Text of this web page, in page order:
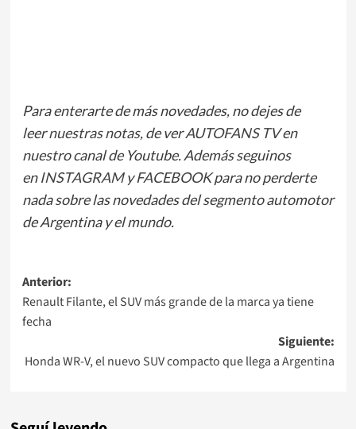
Para enterarte de más novedades, no dejes de
leernuestras notas, de verAUTOFANS TVen
nuestro canal de Youtube. Además seguinos
enINSTAGRAMyFACEBOOKpara no perderte
nada sobre las novedades del segmento automotor
de Argentina y el mundo.
Navegación
de
entradas
Anterior:
Renault Filante, el SUV más grande de la marca ya tiene
fecha
Siguiente:
Honda WR-V, el nuevo SUV compacto que llega a Argentina